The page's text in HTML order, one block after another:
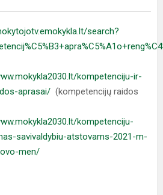
search?
kompetenciju-ir-
aprasai/ (kompetencijų raidos
kompetenciju-
savivaldybiu-atstovams-2021-m-
men/